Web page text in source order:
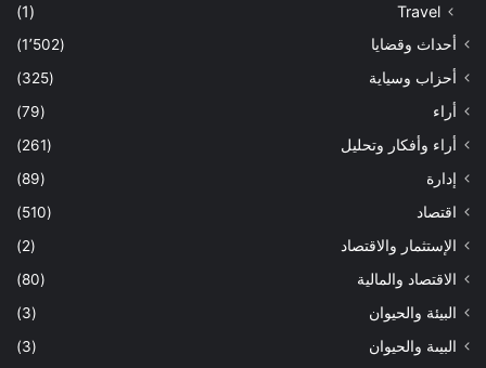
Travel
(1)
أحداث وقضايا
(1٬502)
أحزاب وسياية
(325)
أراء
(79)
أراء وأفكار وتحليل
(261)
إدارة
(89)
اقتصاد
(510)
الإستثمار والاقتصاد
(2)
الاقتصاد والمالية
(80)
البيئة والحيوان
(3)
البيىة والحيوان
(3)